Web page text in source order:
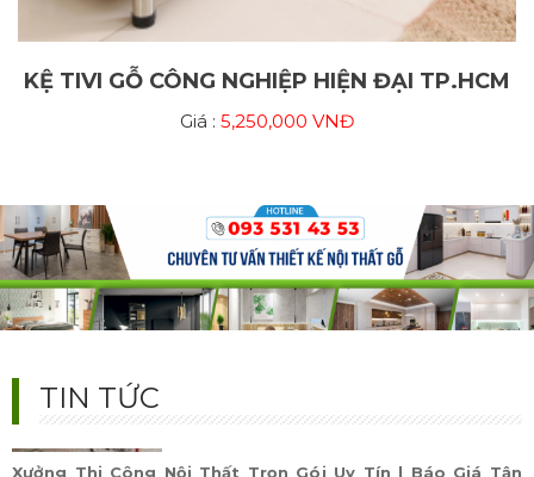
KỆ TIVI GỖ CÔNG NGHIỆP HIỆN ĐẠI TP.HCM
Giá : 5,250,000 VNĐ
TIN TỨC
Sang, Siêu Tiết Kiệm
Bộ sưu tập tủ quần áo cánh trượt đẹp nhất 2025. Thiết kế hiện đại, đa
dạng chất liệu, tối ưu không gian nhỏ. Bền đẹp – sang trọng – giá xưởng.
Liên hệ tư vấn & báo giá chi tiết hôm nay!
Xưởng Thi Công Nội Thất Trọn Gói Uy Tín | Báo Giá Tận
Xưởng 2025